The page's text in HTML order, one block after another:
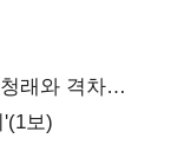
래와 격차
보)